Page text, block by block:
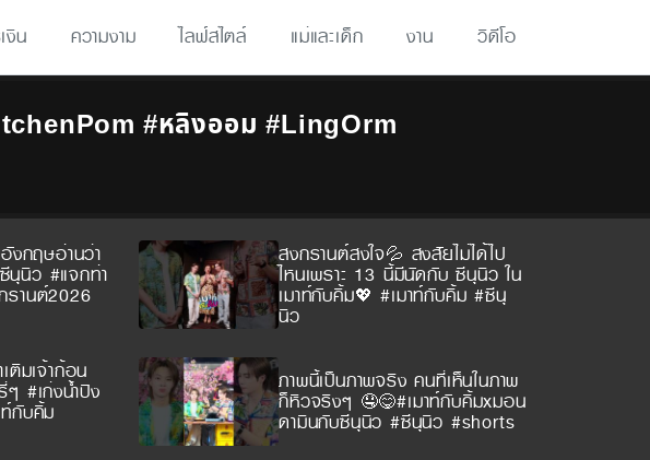
งิน ความงาม ไลฟ์สไตล์ แม่และเด็ก งาน วิดีโอ
#หลิงออม #LingOrm
งกฤษอ่านว่า
นุนิว #แจกท่า
รานต์2026
สงกรานต์สงใจ💦 สงสัยไม่ได้ไป
ไหนเพราะ 13 นี้มีนัดกับ ซีนุนิว ใน
เมาท์กับคิ้ม💖 #เมาท์กับคิ้ม #ซีนุ
นิว
ติมเจ้าก้อน
#เก่งน้ำปิง
กับคิ้ม
ภาพนี้เป็นภาพจริง คนที่เห็นในภาพ
ก็หิวจริงๆ 🤤😋#เมาท์กับคิ้มxมอน
ดามินกับซีนุนิว #ซีนุนิว #shorts